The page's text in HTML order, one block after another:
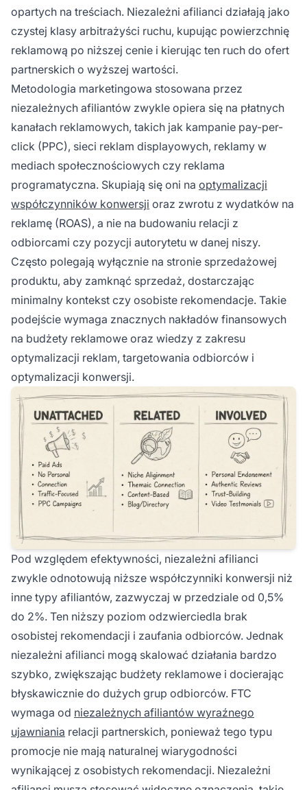
opartych na treściach. Niezależni afilianci działają jako
czystej klasy arbitrażyści ruchu, kupując powierzchnię
reklamową po niższej cenie i kierując ten ruch do ofert
partnerskich o wyższej wartości.
Metodologia marketingowa stosowana przez
niezależnych afiliantów zwykle opiera się na płatnych
kanałach reklamowych, takich jak kampanie pay-per-
click (PPC), sieci reklam displayowych, reklamy w
mediach społecznościowych czy reklama
programatyczna. Skupiają się oni na optymalizacji
współczynników konwersji oraz zwrotu z wydatków na
reklamę (ROAS), a nie na budowaniu relacji z
odbiorcami czy pozycji autorytetu w danej niszy.
Często polegają wyłącznie na stronie sprzedażowej
produktu, aby zamknąć sprzedaż, dostarczając
minimalny kontekst czy osobiste rekomendacje. Takie
podejście wymaga znacznych nakładów finansowych
na budżety reklamowe oraz wiedzy z zakresu
optymalizacji reklam, targetowania odbiorców i
optymalizacji konwersji.
Pod względem efektywności, niezależni afilianci
zwykle odnotowują niższe współczynniki konwersji niż
inne typy afiliantów, zazwyczaj w przedziale od 0,5%
do 2%. Ten niższy poziom odzwierciedla brak
osobistej rekomendacji i zaufania odbiorców. Jednak
niezależni afilianci mogą skalować działania bardzo
szybko, zwiększając budżety reklamowe i docierając
błyskawicznie do dużych grup odbiorców. FTC
wymaga od niezależnych afiliantów wyraźnego
ujawniania relacji partnerskich, ponieważ tego typu
promocje nie mają naturalnej wiarygodności
wynikającej z osobistych rekomendacji. Niezależni